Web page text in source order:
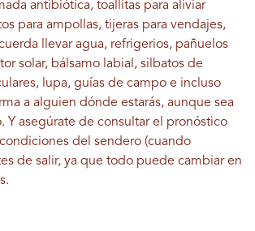
antibiótica, toallitas para aliviar
para ampollas, tijeras para vendajes,
llevar agua, refrigerios, pañuelos
solar, bálsamo labial, silbatos de
lupa, guías de campo e incluso
a alguien dónde estarás, aunque sea
Y asegúrate de consultar el pronóstico
del sendero (cuando
de salir, ya que todo puede cambiar en